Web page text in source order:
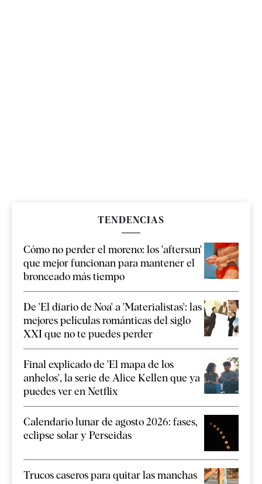
TENDENCIAS
Cómo no perder el moreno: los 'aftersun'
que mejor funcionan para mantener el
bronceado más tiempo
De 'El diario de Noa' a 'Materialistas': las
mejores películas románticas del siglo
XXI que no te puedes perder
Final explicado de 'El mapa de los
anhelos', la serie de Alice Kellen que ya
puedes ver en Netflix
Calendario lunar de agosto 2026: fases,
eclipse solar y Perseidas
Trucos caseros para quitar las manchas